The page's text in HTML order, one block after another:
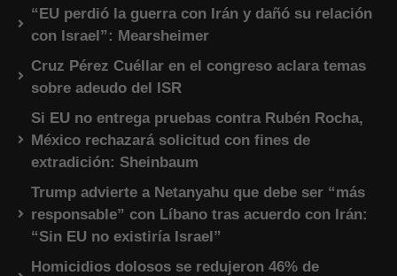
“EU perdió la guerra con Irán y dañó su relación
con Israel”: Mearsheimer
Cruz Pérez Cuéllar en el congreso aclara temas
sobre adeudo del ISR
Si EU no entrega pruebas contra Rubén Rocha,
México rechazará solicitud con fines de
extradición: Sheinbaum
Trump advierte a Netanyahu que debe ser “más
responsable” con Líbano tras acuerdo con Irán:
“Sin EU no existiría Israel”
Homicidios dolosos se redujeron 46% de